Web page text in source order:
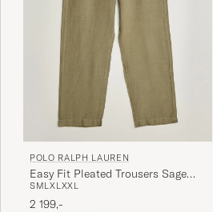
POLO RALPH LAUREN
Easy Fit Pleated Trousers Sage
Green
SMLXLXXL
2 199,-